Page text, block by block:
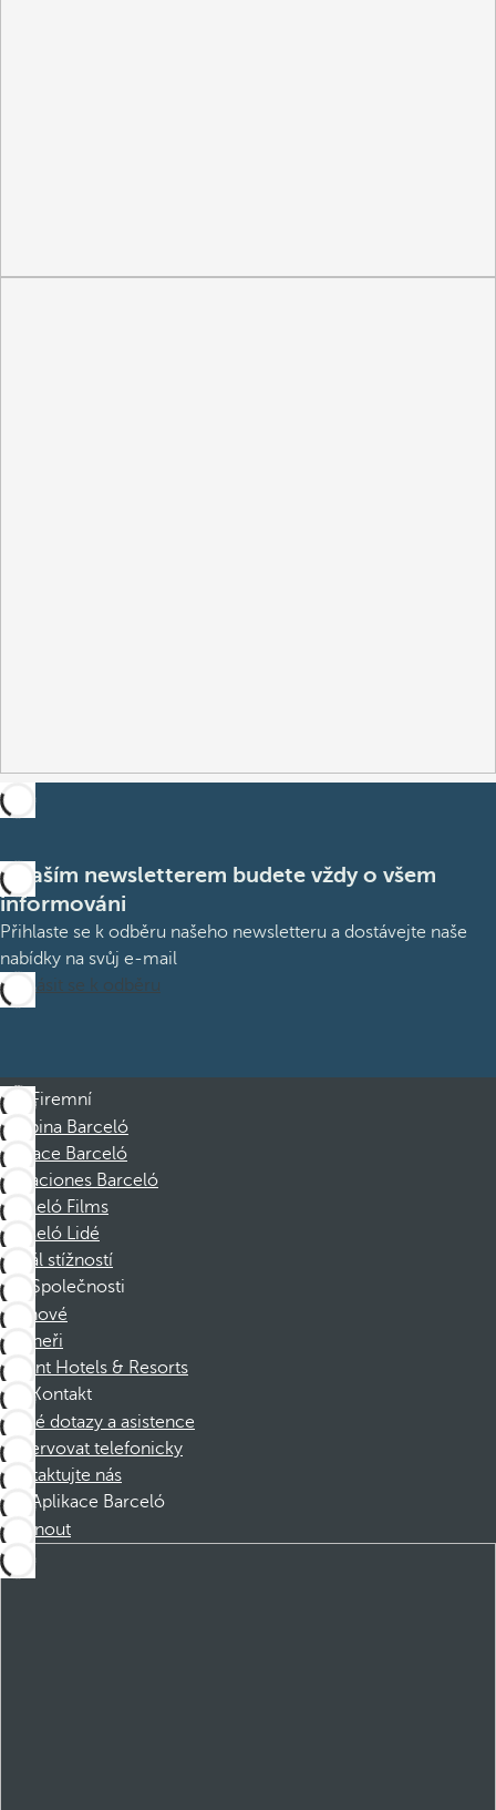
S naším newsletterem budete vždy o všem
informováni
Přihlaste se k odběru našeho newsletteru a dostávejte naše
nabídky na svůj e-mail
Přihlásit se k odběru
Firemní
Skupina Barceló
Nadace Barceló
Vacaciones Barceló
Barceló Films
Barceló Lidé
Kanál stížností
Společnosti
Členové
Partneři
Dorint Hotels & Resorts
Kontakt
Časté dotazy a asistence
Rezervovat telefonicky
Kontaktujte nás
Aplikace Barceló
Stáhnout